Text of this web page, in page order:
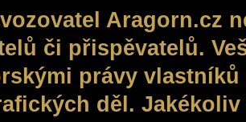
Aragorn.cz
či přispěvatelů.
právy
děl.